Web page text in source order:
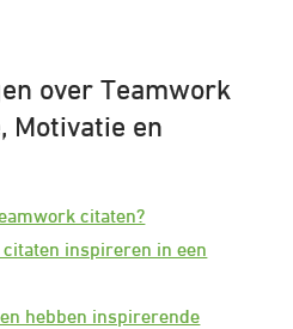
over Teamwork
Motivatie en
citaten?
inspireren in een
hebben inspirerende